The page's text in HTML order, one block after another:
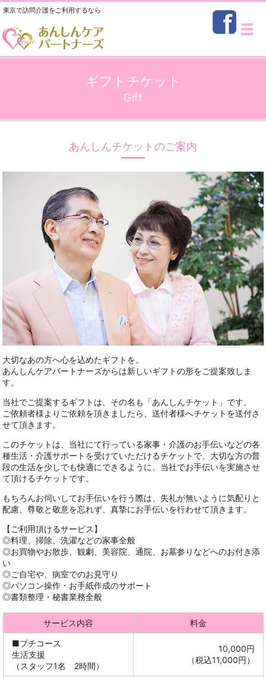
東京で訪問介護をご利用するなら
メ
ギフトチケット
Gift
あんしんチケットのご案内
大切なあの方へ心を込めたギフトを。
あんしんケアパートナーズからは新しいギフトの形をご提案致しま
す。
当社でご提案するギフトは、その名も「あんしんチケット」です。
ご依頼者様よりご依頼を頂きましたら、送付者様へチケットを送付さ
せて頂きます。
このチケットは、当社にて行っている家事・介護のお手伝いなどの各
種生活・介護サポートを受けていただけるチケットで、大切な方の普
段の生活を少しでも快適にできるように、当社でお手伝いを実施させ
て頂けるチケットです。
もちろんお伺いしてお手伝いを行う際は、失礼が無いように気配りと
配慮、尊敬と敬意を忘れず、真摯にお手伝いを行わせて頂きます。
【ご利用頂けるサービス】
◎料理、掃除、洗濯などの家事全般
◎お買物やお散歩、観劇、美容院、通院、お墓参りなどへのお付き添
い
◎ご自宅や、病室でのお見守り
◎パソコン操作・お手紙作成のサポート
◎書類整理・秘書業務全般
サービス内容
料金
■プチコース
生活支援
（スタッフ1名 2時間）
10,000円
（税込11,000円）